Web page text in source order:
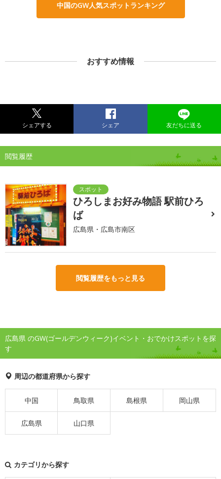
中国のGW人気スポットランキング
おすすめ情報
シェアする シェア 友だちに送る
閲覧履歴
ひろしまお好み物語 駅前ひろ
ば
広島県・広島市南区
閲覧履歴をもっと見る
広島県 のGW(ゴールデンウィーク)イベント・おでかけスポットを探
す
周辺の都道府県から探す
中国 鳥取県 島根県 岡山県
広島県 山口県
カテゴリから探す